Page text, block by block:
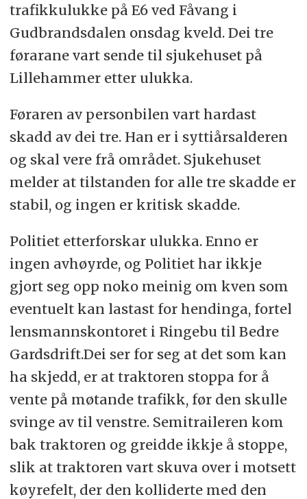
trafikkulukke på E6 ved Fåvang i
Gudbrandsdalen onsdag kveld. Dei tre
førarane vart sende til sjukehuset på
Lillehammer etter ulukka.
Føraren av personbilen vart hardast
skadd av dei tre. Han er i syttiårsalderen
og skal vere frå området. Sjukehuset
melder at tilstanden for alle tre skadde er
stabil, og ingen er kritisk skadde.
Politiet etterforskar ulukka. Enno er
ingen avhøyrde, og Politiet har ikkje
gjort seg opp noko meinig om kven som
eventuelt kan lastast for hendinga, fortel
lensmannskontoret i Ringebu til Bedre
Gardsdrift.Dei ser for seg at det som kan
ha skjedd, er at traktoren stoppa for å
vente på møtande trafikk, før den skulle
svinge av til venstre. Semitraileren kom
bak traktoren og greidde ikkje å stoppe,
slik at traktoren vart skuva over i motsett
køyrefelt, der den kolliderte med den